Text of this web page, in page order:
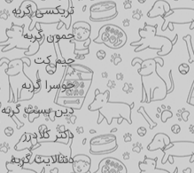
تریکسی گربه
جمون گربه
جیم کت
جوسرا گربه
دین بست گربه
دکتر کلادرز
دنتالایت گربه